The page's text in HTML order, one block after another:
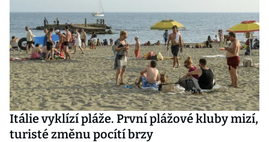
Itálie vyklízí pláže. První plážové kluby mizí,
turisté změnu pocítí brzy